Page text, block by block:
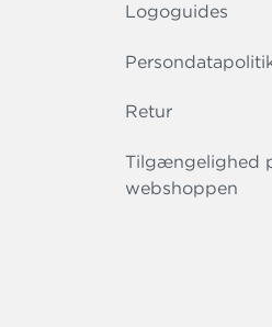
Logoguides
Retur
Tilgængelighed
webshoppen